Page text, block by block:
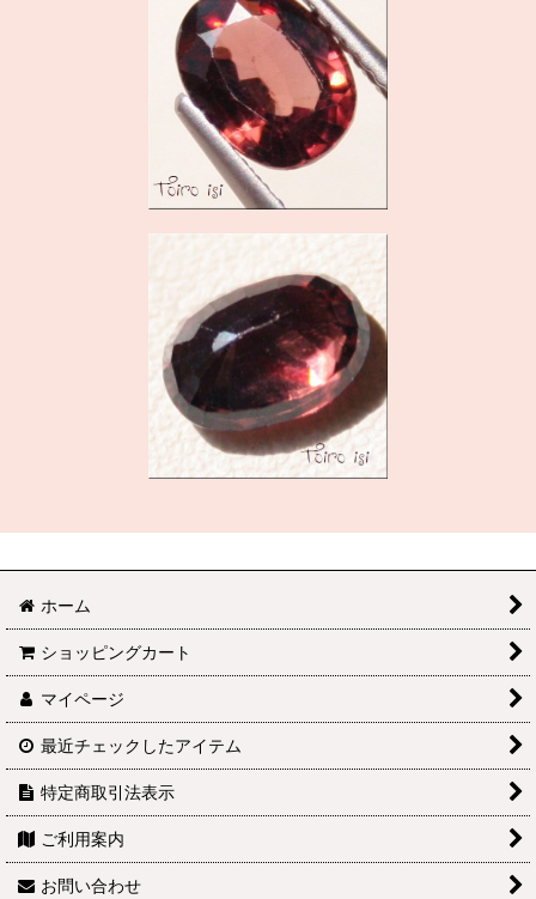
ホーム
ショッピングカート
マイページ
最近チェックしたアイテム
特定商取引法表示
ご利用案内
お問い合わせ